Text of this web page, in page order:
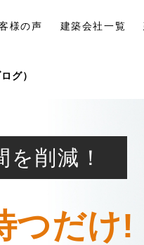
様の声 建築会社一覧
グ）
削減！
つだけ!